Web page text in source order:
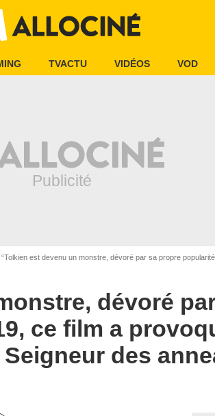
TVACTU VIDÉOS VOD
“Tolkien est devenu un monstre, dévoré par sa propre popularité” : sorti en 2019, ce
dévoré
ce film a
des